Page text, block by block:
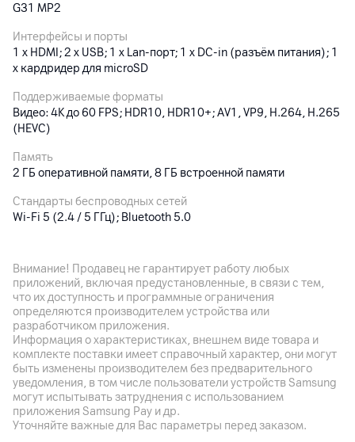
G31 MP2
Интерфейсы и порты
1 x HDMI; 2 x USB; 1 x Lan-порт; 1 x DC-in (разъём питания); 1
x кардридер для microSD
Поддерживаемые форматы
Видео: 4K до 60 FPS; HDR10, HDR10+; AV1, VP9, H.264, H.265
(HEVC)
Память
2 ГБ оперативной памяти, 8 ГБ встроенной памяти
Стандарты беспроводных сетей
Wi‑Fi 5 (2.4 / 5 ГГц); Bluetooth 5.0
110 x 110 x 26 мм
Особенности
Возможность крепления на стену
Другие характеристики
Гарантия
12мес.
Импортер
Внимание! Продавец не гарантирует работу любых
приложений, включая предустановленные, в связи с тем,
что их доступность и программные ограничения
определяются производителем устройства или
разработчиком приложения.
Информация о характеристиках, внешнем виде товара и
комплекте поставки имеет справочный характер, они могут
быть изменены производителем без предварительного
уведомления, в том числе пользователи устройств Samsung
могут испытывать затруднения с использованием
приложения Samsung Pay и др.
Уточняйте важные для Вас параметры перед заказом.